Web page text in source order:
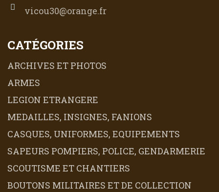
vicou30@orange.fr
CATÉGORIES
ARCHIVES ET PHOTOS
ARMES
LEGION ETRANGERE
MEDAILLES, INSIGNES, FANIONS
CASQUES, UNIFORMES, EQUIPEMENTS
SAPEURS POMPIERS, POLICE, GENDARMERIE
SCOUTISME ET CHANTIERS
BOUTONS MILITAIRES ET DE COLLECTION